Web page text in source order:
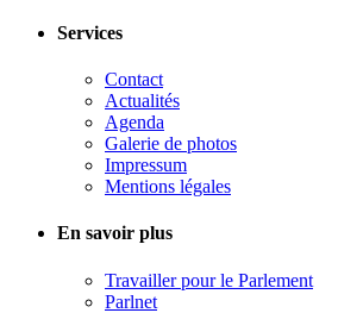
Services
Contact
Actualités
Agenda
Galerie de photos
Impressum
Mentions légales
En savoir plus
Travailler pour le Parlement
Parlnet